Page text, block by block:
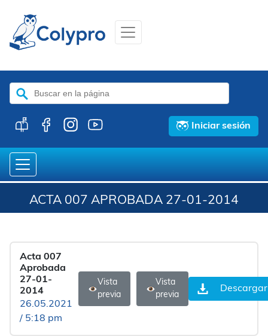
Buscar:
Iniciar sesión
ACTA 007 APROBADA 27-01-2014
Acta 007
Aprobada
27-01-
2014
26.05.2021
/ 5:18 pm
Vista
previa
Vista
previa
Descargar